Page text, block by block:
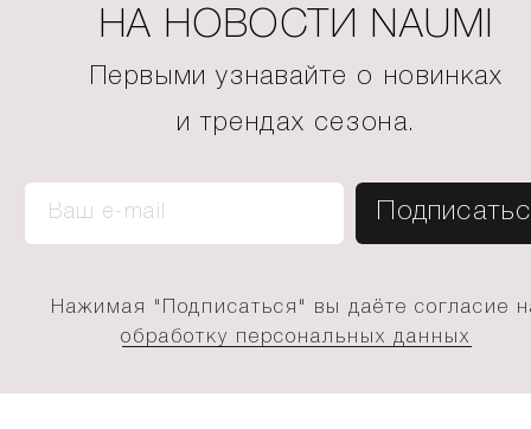
НА НОВОСТИ NAUMI
Первыми узнавайте о новинках
и трендах сезона.
Нажимая "Подписаться" вы даёте согласие
обработку персональных данных